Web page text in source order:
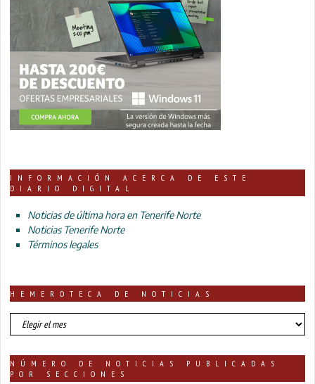
INFORMACIÓN ACERCA DE ESTE
DIARIO DIGITAL
Noticias de última hora en Tenerife Norte
Noticias Tenerife Norte
Términos legales
HEMEROTECA DE NOTICIAS
HEMEROTECA
DE
NÚMERO DE NOTICIAS PUBLICADAS
POR SECCIONES